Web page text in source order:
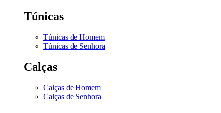
Túnicas
Túnicas de Homem
Túnicas de Senhora
Calças
Calças de Homem
Calças de Senhora